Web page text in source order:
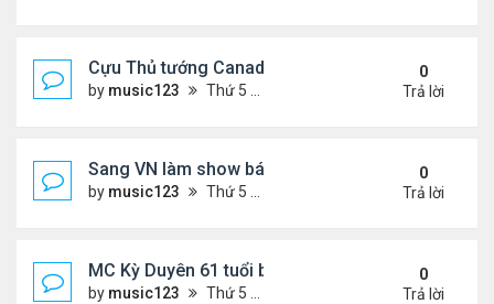
Cựu Thủ tướng Canada thoa kem chống nắng
by music123 Thứ 5 Tháng 7 30, 2026 7:04 pm
0
Trả lời
Sang VN làm show bán vé giá "trên trời"
by music123 Thứ 5 Tháng 7 30, 2026 6:51 pm
0
Trả lời
MC Kỳ Duyên 61 tuổi bị soi nhan sắc khi
by music123 Thứ 5 Tháng 7 30, 2026 6:37 pm
0
Trả lời